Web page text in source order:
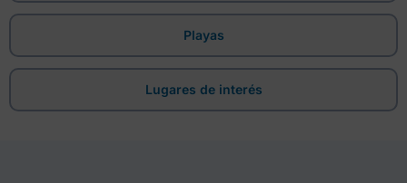
Playas
Lugares de interés